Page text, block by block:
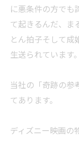
に悪条件の方でも
て起きるんだ、ま
とん拍子そして成
生送られています。
当社の「奇跡の参
てあります。
ディズニー映画の